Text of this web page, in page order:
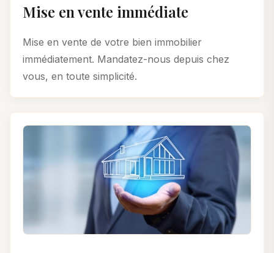
Mise en vente immédiate
Mise en vente de votre bien immobilier
immédiatement. Mandatez-nous depuis chez
vous, en toute simplicité.